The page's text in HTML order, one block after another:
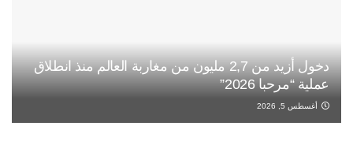
دخول أزيد من 2,7 مليون من مغاربة العالم منذ انطلاق
عملية “مرحبا 2026”
أغسطس 5, 2026